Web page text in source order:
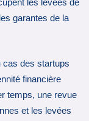
les levées de
garantes de la
cas des startups
financière
temps, une revue
et les levées